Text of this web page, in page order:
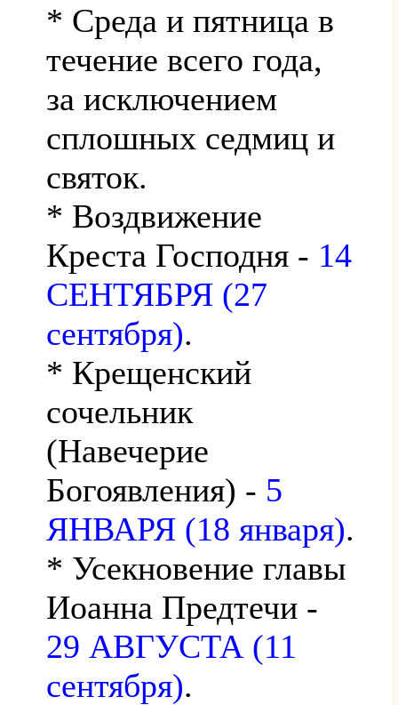
* Среда и пятница в
течение всего года,
за исключением
сплошных седмиц и
святок.
* Воздвижение
Креста Господня - 14
СЕНТЯБРЯ (27
сентября).
* Крещенский
сочельник
(Навечерие
Богоявления) - 5
ЯНВАРЯ (18 января).
* Усекновение главы
Иоанна Предтечи -
29 АВГУСТА (11
сентября).